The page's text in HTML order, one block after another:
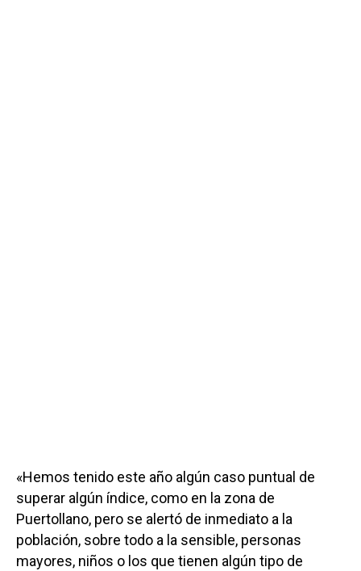
«Hemos tenido este año algún caso puntual de
superar algún índice, como en la zona de
Puertollano, pero se alertó de inmediato a la
población, sobre todo a la sensible, personas
mayores, niños o los que tienen algún tipo de